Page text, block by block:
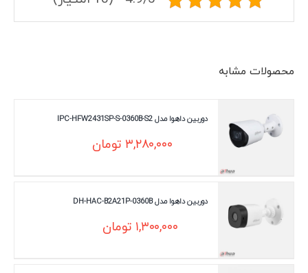
محصولات مشابه
دوربین داهوا مدل IPC-HFW2431SP-S-0360B-S2
۳,۲۸۰,۰۰۰ تومان
دوربین داهوا مدل DH-HAC-B2A21P-0360B
۱,۳۰۰,۰۰۰ تومان